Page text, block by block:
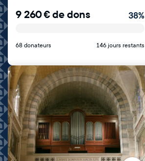
9 260€de dons 38%
68 donateurs 146 jours restants